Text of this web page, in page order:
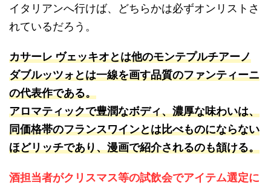
イタリアンへ行けば、どちらかは必ずオンリストさ
れているだろう。
カサーレ ヴェッキオとは他のモンテプルチアーノ
ダブルッツォとは一線を画す品質のファンティーニ
の代表作である。
アロマティックで豊潤なボディ、濃厚な味わいは、
同価格帯のフランスワインとは比べものにならない
ほどリッチであり、漫画で紹介されるのも頷ける。
酒担当者がクリスマス等の試飲会でアイテム選定に